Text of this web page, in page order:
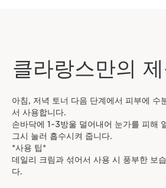
클라랑스만의
아침, 저녁 토너 다음 단계에서 피부에 수
서 사용합니다.
손바닥에 1~3방울 덜어내어 눈가를 피해
그시 눌러 흡수시켜 줍니다.
*사용 팁*
데일리 크림과 섞어서 사용 시 풍부한 보
다.